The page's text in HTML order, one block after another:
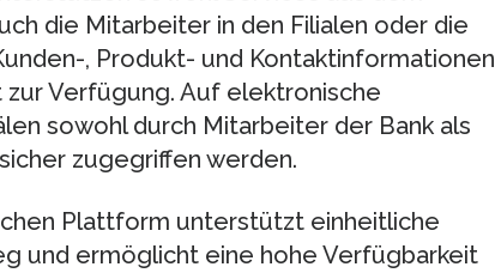
die Mitarbeiter in den Filialen oder die
, Produkt- und Kontaktinformationen
Verfügung. Auf elektronische
sowohl durch Mitarbeiter der Bank als
zugegriffen werden.
Plattform unterstützt einheitliche
und ermöglicht eine hohe Verfügbarkeit